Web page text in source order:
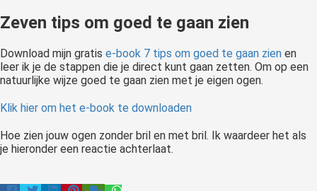
Zeven tips om goed te gaan zien
Download mijn gratis e-book 7 tips om goed te gaan zien en
leer ik je de stappen die je direct kunt gaan zetten. Om op een
natuurlijke wijze goed te gaan zien met je eigen ogen.
Klik hier om het e-book te downloaden
Hoe zien jouw ogen zonder bril en met bril. Ik waardeer het als
je hieronder een reactie achterlaat.